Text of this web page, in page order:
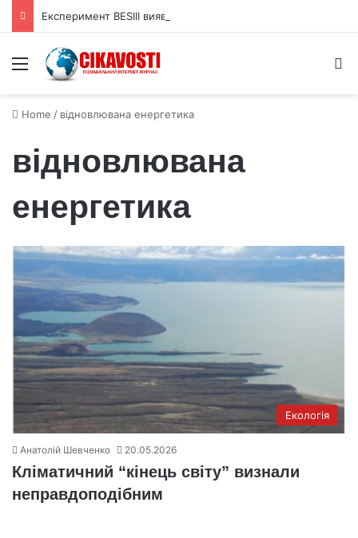
Menu
Home / відновлювана енергетика
відновлювана
енергетика
Екологія
Анатолій Шевченко 20.05.2026
Кліматичний “кінець світу” визнали
неправдоподібним